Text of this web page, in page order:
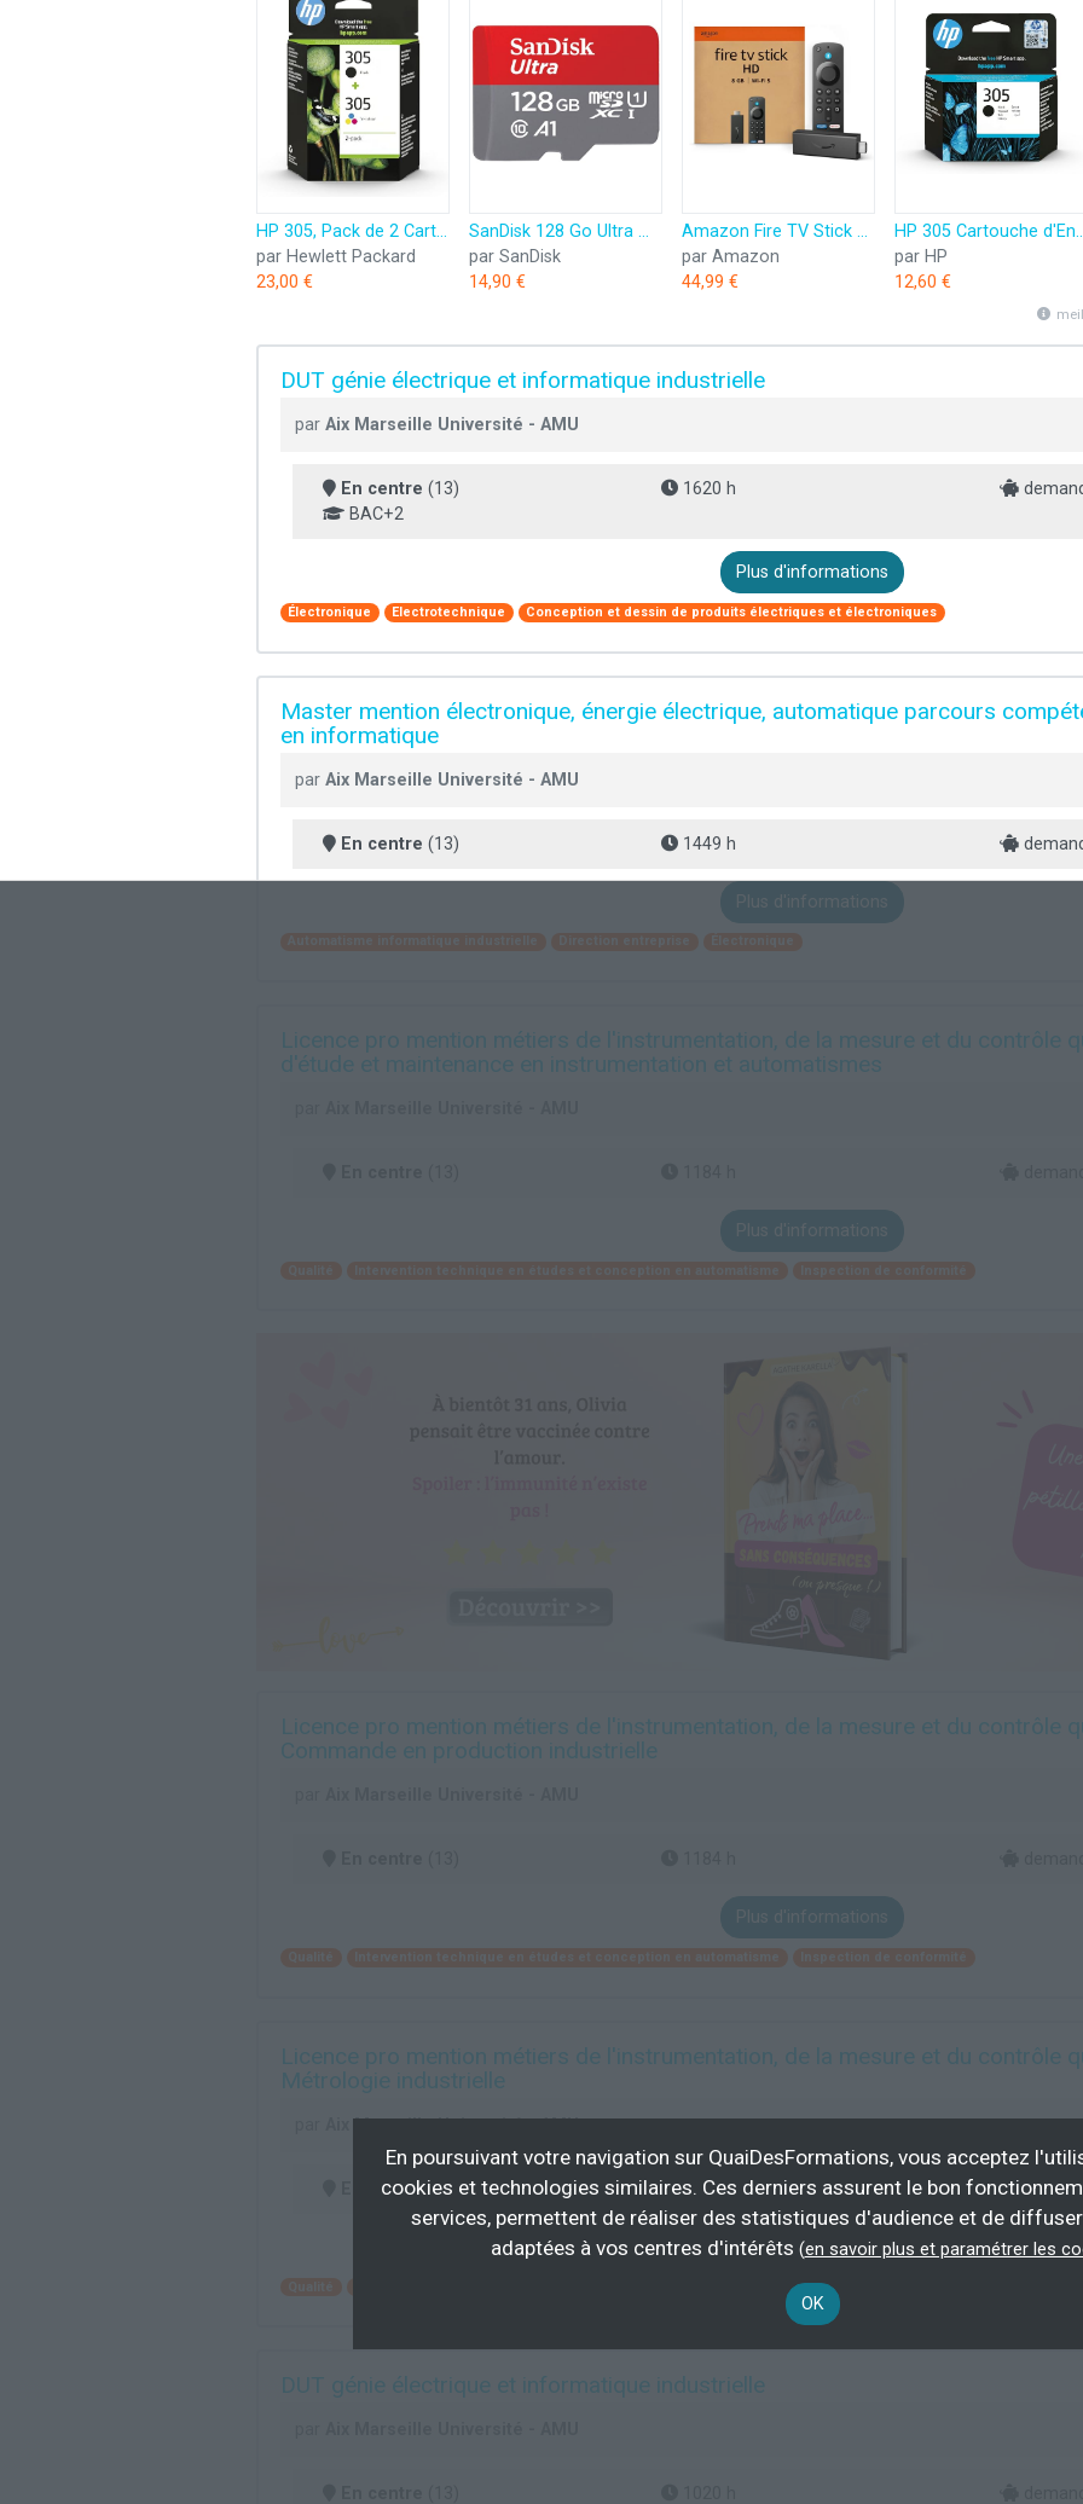
HP 305, Pack de 2 Cartouches d’Encre Originales, 6ZD17AE, Noir, Cyan, Jaune, Magenta
par Hewlett Packard
23,00 €
SanDisk 128 Go Ultra microSDXC, Carte micro sd + adaptateur SD (Pour Smartphone et Tablette, Video Full HDD, jusqu'à 140 Mo/s, UHS-I, La performance A1, Class 10, U1)
par SanDisk
14,90 €
Amazon Fire TV Stick HD (Nouvelle génération) | TV gratuite et en direct, télécommande vocale Alexa, contrôle de la maison connectée, streaming HD
par Amazon
44,99 €
HP 305 Cartouche
par HP
12,60 €
DUT génie électrique et informatique industrielle
par Aix Marseille Université - AMU
En centre (13) 1620 h
BAC+2
Plus d'informations
Électronique Electrotechnique Conception et dessin de produits électriques et électroniques
Master mention électronique, énergie électrique, automatique parcours
en informatique
par Aix Marseille Université - AMU
En centre (13) 1449 h
Plus d'informations
Licence pro mention métiers de l'instrumentation, de la mesure et du contrôle
d'étude et maintenance en instrumentation et automatismes
Plus d'informations
Licence pro mention métiers de l'instrumentation, de la mesure et du contrôle
Commande en production industrielle
Plus d'informations
Licence pro mention métiers de l'instrumentation, de la mesure et du contrôle
Métrologie industrielle
Aix Marseille Université - AMU
En centre(13) 1184 h
Plus d'informations
Inspection de conformité
DUT génie électrique et informatique industrielle
En poursuivant votre navigation sur QuaiDesFormations, vous acceptez
cookies et technologies similaires. Ces derniers assurent le bon
services, permettent de réaliser des statistiques d'audience et de
adaptées à vos centres d'intérêts (en savoir plus et paramétrer les
OK